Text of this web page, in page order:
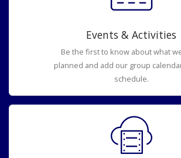
Events & Activities
Be the first to know about what
planned and add our group
schedule.